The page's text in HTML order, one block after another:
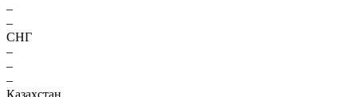
–
–
СНГ
–
–
–